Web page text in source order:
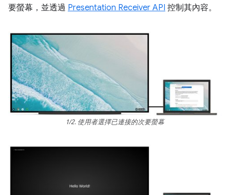
要螢幕，並透過 Presentation Receiver API 控制其內容。
1/2. 使用者選擇已連接的次要螢幕